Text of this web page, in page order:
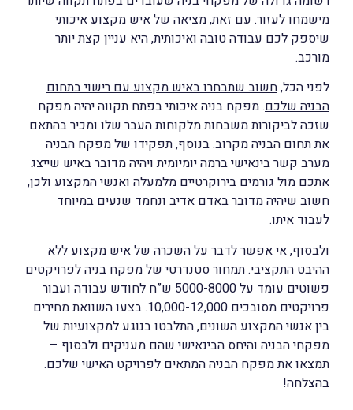
מישמחו לעזור. עם זאת, מציאה של איש מקצוע איכותי
שיספק לכם עבודה טובה ואיכותית, היא עניין קצת יותר
מורכב.
לפני הכל,חשוב שתבחרו באיש מקצוע עם רישוי בתחום
הבניה שלכם. מפקח בניה איכותי בפתח תקווה יהיה מפקח
שזכה לביקורות משבחות מלקוחות העבר שלו ומכיר בהתאם
את תחום הבניה מקרוב. בנוסף, תפקידו של מפקח הבניה
מערב קשר בינאישי ברמה יומיומית ויהיה מדובר באיש שייצג
אתכם מול גורמים בירוקרטיים מלמעלה ואנשי המקצוע ולכן,
חשוב שיהיה מדובר באדם אדיב ונחמד שנעים במיוחד
לעבוד איתו.
ולבסוף, אי אפשר לדבר על השכרה של איש מקצוע ללא
ההיבט התקציבי. תמחור סטנדרטי של מפקח בניה לפרויקטים
פשוטים עומד על 5000-8000 ש”ח לחודש עבודה ועבור
פרויקטים מסובכים 10,000-12,000. בצעו השוואת מחירים
בין אנשי המקצוע השונים, התלבטו בנוגע למקצועיות של
מפקחי הבניה והיחס הבינאישי שהם מעניקים ולבסוף –
תמצאו את מפקח הבניה המתאים לפרויקט האישי שלכם.
בהצלחה!